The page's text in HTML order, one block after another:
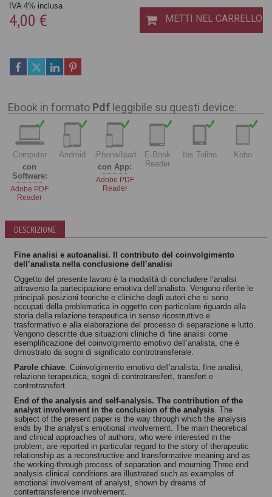
4,00 €
IVA 4% inclusa
METTI NEL CARRELLO
Ebook in formato Pdf leggibile su questi device:
Computer
con
Software:
Adobe PDF
Reader
Android
iPhone/Ipad
con App:
Adobe PDF
Reader
E-Book
Reader
Ibs Tolino Kobo
DESCRIZIONE
Fine analisi e autoanalisi. Il contributo del coinvolgimento
dell’analista nella conclusione dell’analisi
Oggetto del presente lavoro è la modalità di concludere l’analisi
attraverso la partecipazione emotiva dell’analista. Vengono riferite le
principali posizioni teoriche e cliniche degli autori che si sono
occupati della problematica in oggetto con particolare riguardo alla
storia della relazione terapeutica in senso ricostruttivo e
trasformativo e alla elaborazione del processo di separazione e lutto.
Vengono descritte due situazioni cliniche di fine analisi come
esemplificazione del coinvolgimento emotivo dell’analista, che è
dimostrato da sogni di significato controtransferale.
Parole chiave: Coinvolgimento emotivo dell’analista, fine analisi,
relazione terapeutica, sogni di controtransfert, transfert e
controtransfert.
End of the analysis and self-analysis. The contribution of the
analyst involvement in the conclusion of the analysis . The
subject of the present paper is the way through which the analysis
ends by the analyst’s emotional involvement. The main theoretical
and clinical approaches of authors, who were interested in the
problem, are reported in particular regard to the story of therapeutic
relationship as a reconstructive and transformative meaning and as
the working-through process of separation and mourning.Three end
analysis clinical conditions are illustrated such as examples of
emotional involvement of analyst, shown by dreams of
contertransference involvement.